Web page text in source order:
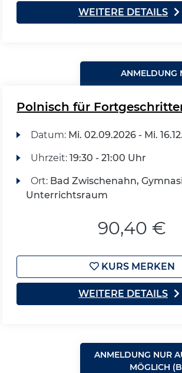
WEITERE DETAILS
ANMELDUNG
Polnisch für
Datum: Mi. 02.09.2026 - Mi.
Uhrzeit: 19:30 - 21:00 Uhr
Ort: Bad Zwischenahn,
Unterrichtsraum
90,40 €
KURS MERKEN
WEITERE DETAILS
ANMELDUNG NUR
MÖGLICH